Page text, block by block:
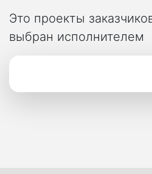
Это проекты
выбран исполнителем